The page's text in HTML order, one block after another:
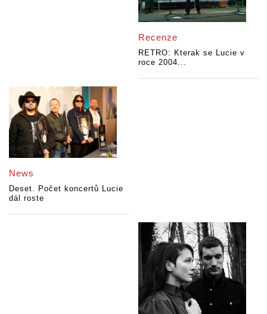
Recenze
RETRO: Kterak se Lucie v
roce 2004...
News
Deset. Počet koncertů Lucie
dál roste